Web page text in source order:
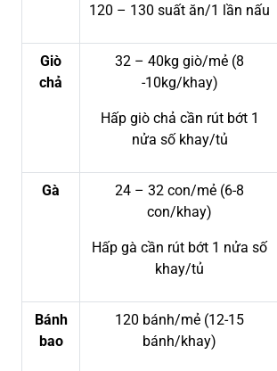
120 – 130 suất ăn/1 lần nấu
Giò
chả
32 – 40kg giò/mẻ (8
-10kg/khay)
Hấp giò chả cần rút bớt 1
nửa số khay/tủ
Gà
24 – 32 con/mẻ (6-8
con/khay)
Hấp gà cần rút bớt 1 nửa số
khay/tủ
Bánh
bao
120 bánh/mẻ (12-15
bánh/khay)